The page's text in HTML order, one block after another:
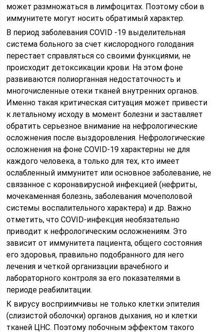
может размножаться в лимфоцитах. Поэтому сбои в
иммунитете могут носить обратимый характер.
В период заболевания COVID -19 выделительная
система больного за счет кислородного голодания
перестает справляться со своими функциями, не
происходит детоксикации крови. На этом фоне
развиваются полиорганная недостаточность и
многочисленные отеки тканей внутренних органов.
Именно такая критическая ситуация может привести
к летальному исходу в момент болезни и заставляет
обратить серьезное внимание на нефрологические
осложнения после выздоровления. Нефрологические
осложнения на фоне COVID-19 характерны не для
каждого человека, а только для тех, кто имеет
ослабленный иммунитет или основное заболевание, не
связанное с коронавирусной инфекцией (нефриты,
мочекаменная болезнь, заболевания мочеполовой
системы воспалительного характера) и др. Важно
отметить, что COVID-инфекция необязательно
приводит к нефрологическим осложнениям. Это
зависит от иммунитета пациента, общего состояния
его здоровья, правильно подобранного для него
лечения и четкой организации врачебного и
лабораторного контроля за его показателями в
периоде реабилитации.
К вирусу восприимчивы не только клетки эпителия
(слизистой оболочки) органов дыхания, но и клетки
тканей ЦНС. Поэтому побочным эффектом такого